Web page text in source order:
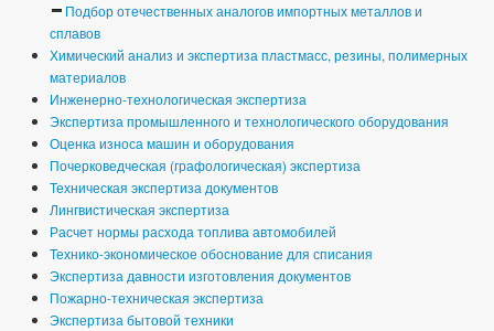
Подбор отечественных аналогов импортных металлов и
сплавов
Химический анализ и экспертиза пластмасс, резины, полимерных
материалов
Инженерно-технологическая экспертиза
Экспертиза промышленного и технологического оборудования
Оценка износа машин и оборудования
Почерковедческая (графологическая) экспертиза
Техническая экспертиза документов
Лингвистическая экспертиза
Расчет нормы расхода топлива автомобилей
Технико-экономическое обоснование для списания
Экспертиза давности изготовления документов
Пожарно-техническая экспертиза
Экспертиза бытовой техники